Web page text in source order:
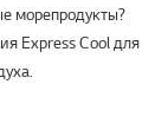
морепродукты?
Express Cool для